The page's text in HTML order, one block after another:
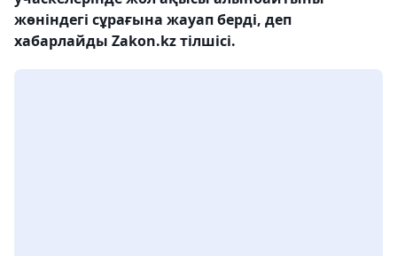
жөніндегі сұрағына жауап берді, деп
хабарлайды Zakon.kz тілшісі.